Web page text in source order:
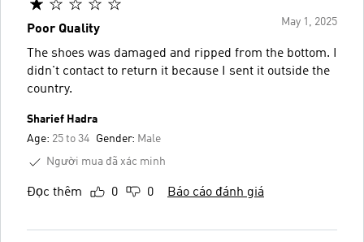
May 1, 2025
Poor Quality
The shoes was damaged and ripped from the bottom. I
didn't contact to return it because I sent it outside the
country.
Sharief Hadra
Age: 25 to 34 Gender: Male
Người mua đã xác minh
Đọc thêm 0 0 Báo cáo đánh giá